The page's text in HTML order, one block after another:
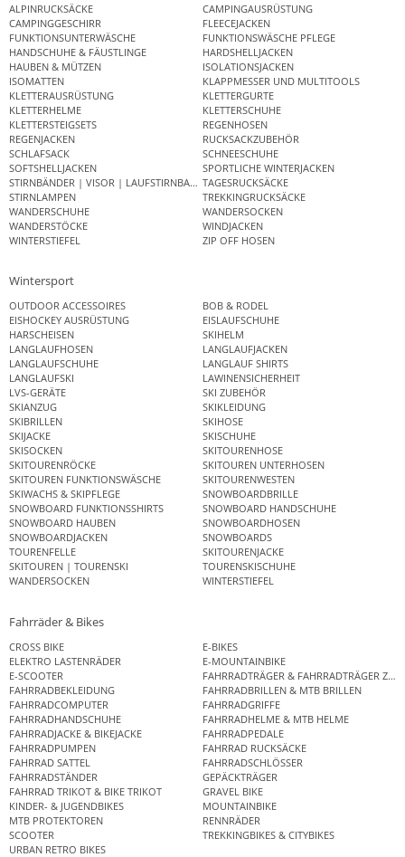
ALPINRUCKSÄCKE
CAMPINGAUSRÜSTUNG
CAMPINGGESCHIRR
FLEECEJACKEN
FUNKTIONSUNTERWÄSCHE
FUNKTIONSWÄSCHE PFLEGE
HANDSCHUHE & FÄUSTLINGE
HARDSHELLJACKEN
HAUBEN & MÜTZEN
ISOLATIONSJACKEN
ISOMATTEN
KLAPPMESSER UND MULTITOOLS
KLETTERAUSRÜSTUNG
KLETTERGURTE
KLETTERHELME
KLETTERSCHUHE
KLETTERSTEIGSETS
REGENHOSEN
REGENJACKEN
RUCKSACKZUBEHÖR
SCHLAFSACK
SCHNEESCHUHE
SOFTSHELLJACKEN
SPORTLICHE WINTERJACKEN
STIRNBÄNDER | VISOR | LAUFSTIRNBANDTAGESRUCKSÄCKE
STIRNLAMPEN
TREKKINGRUCKSÄCKE
WANDERSCHUHE
WANDERSOCKEN
WANDERSTÖCKE
WINDJACKEN
WINTERSTIEFEL
ZIP OFF HOSEN
Wintersport
OUTDOOR ACCESSOIRES
BOB & RODEL
EISHOCKEY AUSRÜSTUNG
EISLAUFSCHUHE
HARSCHEISEN
SKIHELM
LANGLAUFHOSEN
LANGLAUFJACKEN
LANGLAUFSCHUHE
LANGLAUF SHIRTS
LANGLAUFSKI
LAWINENSICHERHEIT
LVS-GERÄTE
SKI ZUBEHÖR
SKIANZUG
SKIKLEIDUNG
SKIBRILLEN
SKIHOSE
SKIJACKE
SKISCHUHE
SKISOCKEN
SKITOURENHOSE
SKITOURENRÖCKE
SKITOUREN UNTERHOSEN
SKITOUREN FUNKTIONSWÄSCHE
SKITOURENWESTEN
SKIWACHS & SKIPFLEGE
SNOWBOARDBRILLE
SNOWBOARD FUNKTIONSSHIRTS
SNOWBOARD HANDSCHUHE
SNOWBOARD HAUBEN
SNOWBOARDHOSEN
SNOWBOARDJACKEN
SNOWBOARDS
TOURENFELLE
SKITOURENJACKE
SKITOUREN | TOURENSKI
TOURENSKISCHUHE
WANDERSOCKEN
WINTERSTIEFEL
Fahrräder & Bikes
CROSS BIKE
E-BIKES
ELEKTRO LASTENRÄDER
E-MOUNTAINBIKE
E-SCOOTER
FAHRRADTRÄGER & FAHRRADTRÄGER
FAHRRADBEKLEIDUNG
FAHRRADBRILLEN & MTB BRILLEN
FAHRRADCOMPUTER
FAHRRADGRIFFE
FAHRRADHANDSCHUHE
FAHRRADHELME & MTB HELME
FAHRRADJACKE & BIKEJACKE
FAHRRADPEDALE
FAHRRADPUMPEN
FAHRRAD RUCKSÄCKE
FAHRRAD SATTEL
FAHRRADSCHLÖSSER
FAHRRADSTÄNDER
GEPÄCKTRÄGER
FAHRRAD TRIKOT & BIKE TRIKOT
GRAVEL BIKE
KINDER- & JUGENDBIKES
MOUNTAINBIKE
MTB PROTEKTOREN
RENNRÄDER
SCOOTER
TREKKINGBIKES & CITYBIKES
URBAN RETRO BIKES